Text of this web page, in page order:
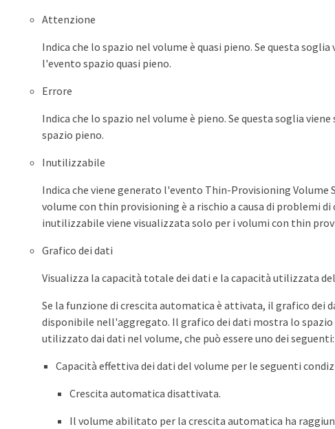
Attenzione
Indica che lo spazio nel volume è quasi pieno. Se questa
l'evento spazio quasi pieno.
Errore
Indica che lo spazio nel volume è pieno. Se questa soglia
spazio pieno.
Inutilizzabile
Indica che viene generato l'evento Thin-Provisioning Volume
volume con thin provisioning è a rischio a causa di problemi
inutilizzabile viene visualizzata solo per i volumi con thin
Grafico dei dati
Visualizza la capacità totale dei dati e la capacità utilizzata
Se la funzione di crescita automatica è attivata, il grafico dei
disponibile nell'aggregato. Il grafico dei dati mostra lo spazio
utilizzato dai dati nel volume, che può essere uno dei seguenti:
Capacità effettiva dei dati del volume per le seguenti
Crescita automatica disattivata.
Il volume abilitato per la crescita automatica ha